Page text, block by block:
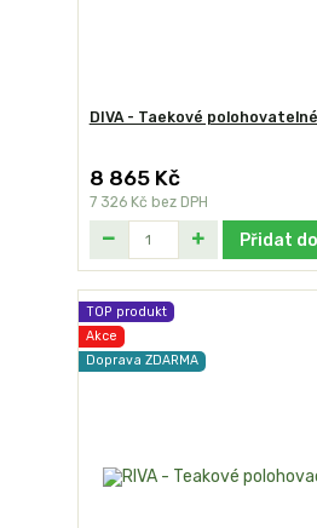
DIVA - Taekové
8 865 Kč
7 326 Kč bez DPH
Přidat
TOP produkt
Akce
Doprava ZDARMA